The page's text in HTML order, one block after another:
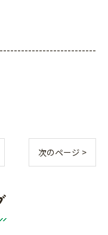
次のページ >